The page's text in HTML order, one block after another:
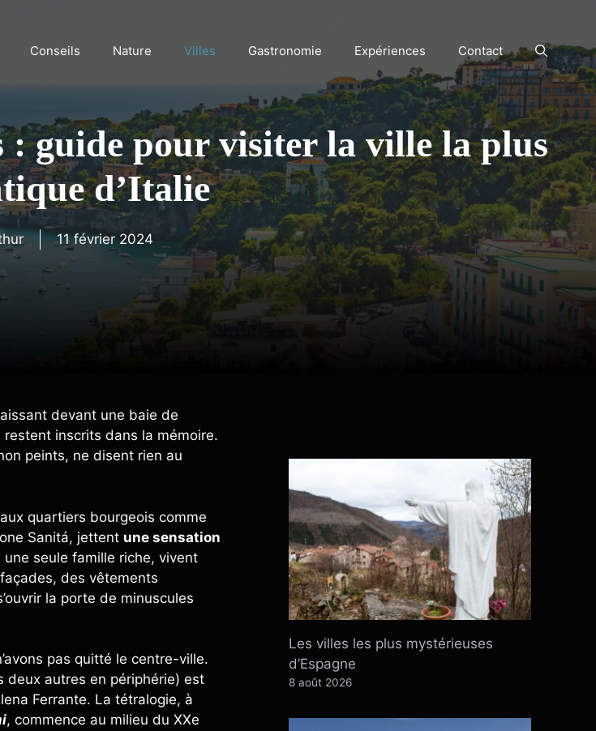
Conseils Nature Villes Gastronomie Expériences Contact
: guide pour visiter la ville la plus
d’Italie
11 février 2024
devant une baie de
inscrits dans la mémoire.
peints, ne disent rien au
quartiers bourgeois comme
Sanitá, jettent une sensation
seule famille riche, vivent
des vêtements
la porte de minuscules
pas quitté le centre-ville.
deux autres en périphérie) est
Ferrante. La tétralogie, à
, commence au milieu du XXe
Les villes les plus mystérieuses
d’Espagne
8 août 2026